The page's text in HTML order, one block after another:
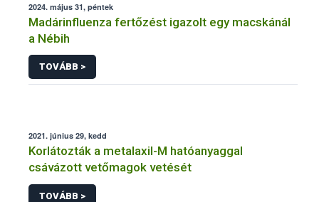
2024. május 31, péntek
Madárinfluenza fertőzést igazolt egy macskánál
a Nébih
TOVÁBB >
2021. június 29, kedd
Korlátozták a metalaxil-M hatóanyaggal
csávázott vetőmagok vetését
TOVÁBB >